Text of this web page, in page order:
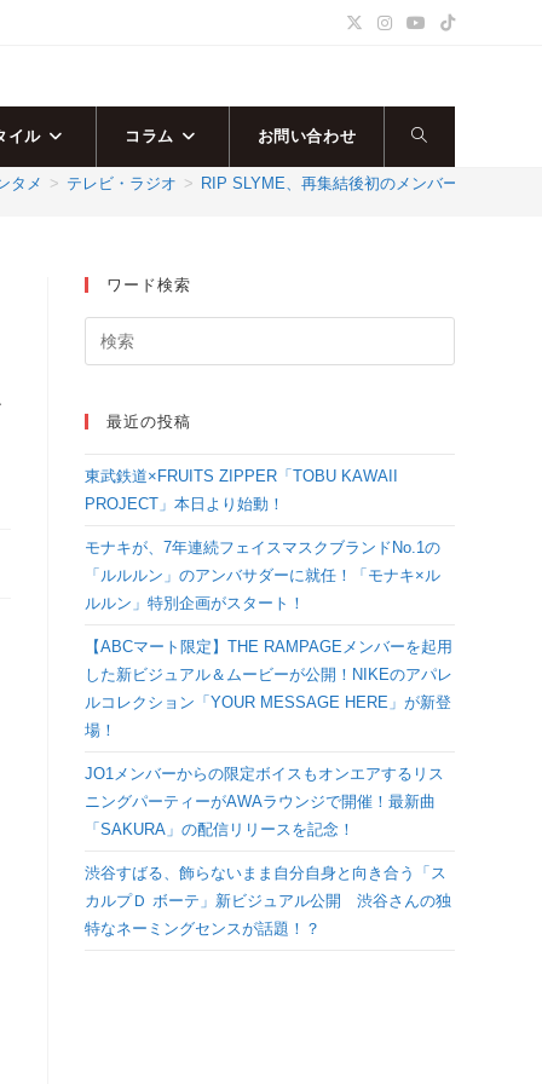
イル コラム お問い合わせ ウ
サ
検
を
グ
ル
タメ > テレビ・ラジオ > RIP SLYME、再集結後初のメンバー5人での
ワード検索
最近の投稿
東武鉄道×FRUITS ZIPPER「TOBU KAWAII
PROJECT」本日より始動！
モナキが、7年連続フェイスマスクブランドNo.1の
「ルルルン」のアンバサダーに就任！「モナキ×ル
ルルン」特別企画がスタート！
【ABCマート限定】THE RAMPAGEメンバーを起用
した新ビジュアル＆ムービーが公開！NIKEのアパレ
ルコレクション「YOUR MESSAGE HERE」が新登
場！
JO1メンバーからの限定ボイスもオンエアするリス
ニングパーティーがAWAラウンジで開催！最新曲
「SAKURA」の配信リリースを記念！
渋谷すばる、飾らないまま自分自身と向き合う「ス
カルプＤ ボーテ」新ビジュアル公開 渋谷さんの独
特なネーミングセンスが話題！？